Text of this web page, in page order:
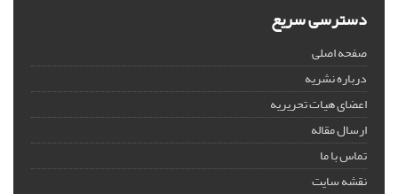
دسترسی سریع
صفحه اصلی
درباره نشریه
اعضای هیات تحریریه
ارسال مقاله
تماس با ما
نقشه سایت